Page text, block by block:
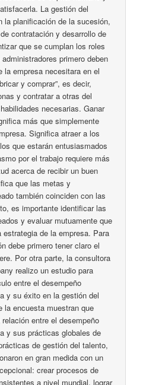
La gestión del
la planificación de la sucesión,
contratación y desarrollo de
que se cumplan los roles
primero deben
la empresa necesitara en el
y comprar”, es decir,
y contratar a otras del
necesarias. Ganar
más que simplemente
Significa atraer a los
que estarán entusiasmados
por el trabajo requiere más
acerca de recibir un buen
que las metas y
también coinciden con las
es importante identificar las
y evaluar mutuamente que
de la empresa. Para
debe primero tener claro el
Por otra parte, la consultora
realizo un estudio para
entre el desempeño
y su éxito en la gestión del
la encuesta muestran que
entre el desempeño
y sus prácticas globales de
de gestión del talento,
en gran medida con un
crear procesos de
a nivel mundial, lograr